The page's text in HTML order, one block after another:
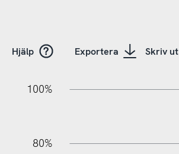
Hjälp Exportera Skriv ut
80%
100%